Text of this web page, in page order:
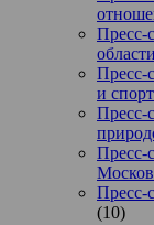
Пресс-
области
Пресс-
и
Пресс-
Пресс-
Пресс-
(10)